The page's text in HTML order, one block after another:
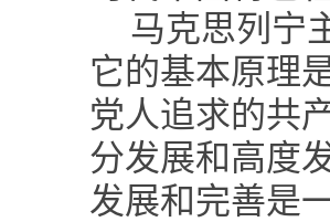
马克思列宁
它的基本原理
党人追求的共
分发展和高度
发展和完善是